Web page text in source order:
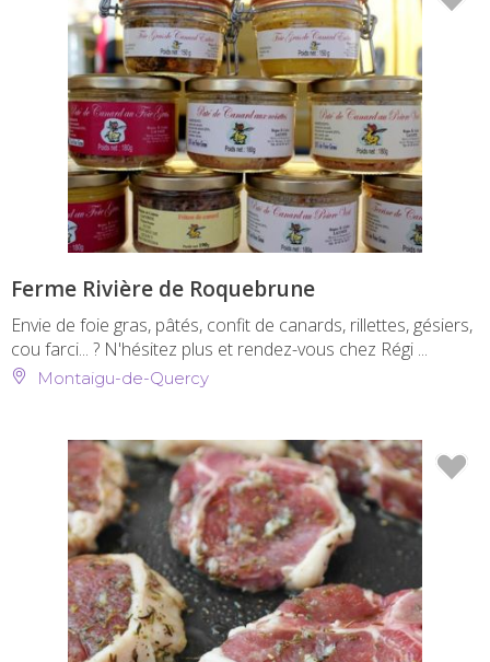
Ferme Rivière de Roquebrune
Envie de foie gras, pâtés, confit de canards, rillettes, gésiers,
cou farci... ? N'hésitez plus et rendez-vous chez Régi ...
Montaigu-de-Quercy